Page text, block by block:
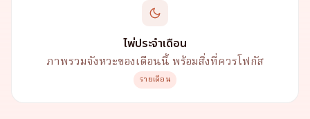
ไพ่ประจำเดือน
ภาพรวมจังหวะของเดือนนี้ พร้อมสิ่งที่ควรโฟกัส
รายเดือน